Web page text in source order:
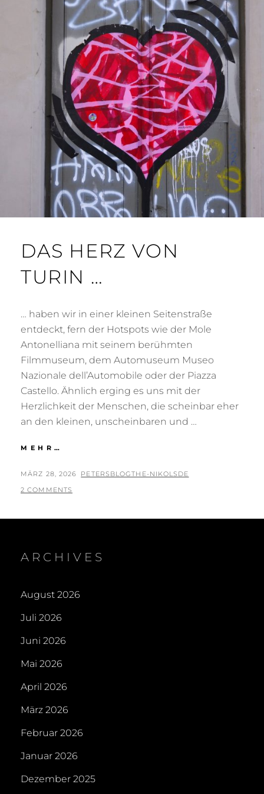
DAS HERZ VON
TURIN …
… haben wir in einer kleinen Seitenstraße
entdeckt, fern der Hotspots wie der Mole
Antonelliana mit seinem berühmten
Filmmuseum, dem Automuseum Museo
Nazionale dell’Automobile oder der Piazza
Castello. Ähnlich erging es uns mit der
Herzlichkeit der Menschen, die scheinbar eher
an den kleinen, unscheinbaren und …
MEHR…
VON
…
POSTED
ON
MÄRZ 28, 2026 BY
PETERSBLOGTHE-NIKOLSDE
2 COMMENTS
ARCHIVES
August 2026
Juli 2026
Juni 2026
Mai 2026
April 2026
März 2026
Februar 2026
Januar 2026
Dezember 2025